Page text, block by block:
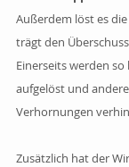
Außerdem löst es
trägt den
Einerseits werden
aufgelöst und
Verhornungen
Zusätzlich hat der